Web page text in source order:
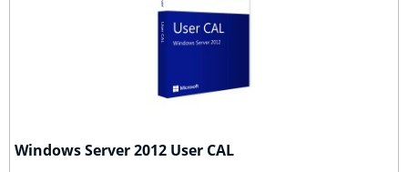
Windows Server 2012 User CAL